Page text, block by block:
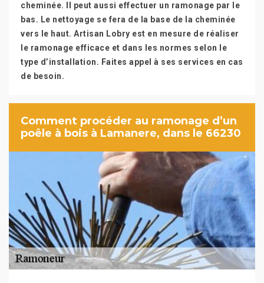
cheminée. Il peut aussi effectuer un ramonage par le
bas. Le nettoyage se fera de la base de la cheminée
vers le haut. Artisan Lobry est en mesure de réaliser
le ramonage efficace et dans les normes selon le
type d’installation. Faites appel à ses services en cas
de besoin.
Comment procéder au ramonage d’un
poêle à bois à Lamanere, dans le 66230